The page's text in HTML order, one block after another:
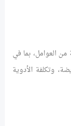
العوامل، بما في
وتكلفة الأدوية